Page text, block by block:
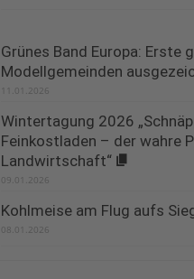
Grünes Band Europa: Erste
Modellgemeinden
11.01.2026
Wintertagung 2026
Feinkostladen – der wahre
Landwirtschaft“
09.01.2026
Kohlmeise am Flug aufs
08.01.2026